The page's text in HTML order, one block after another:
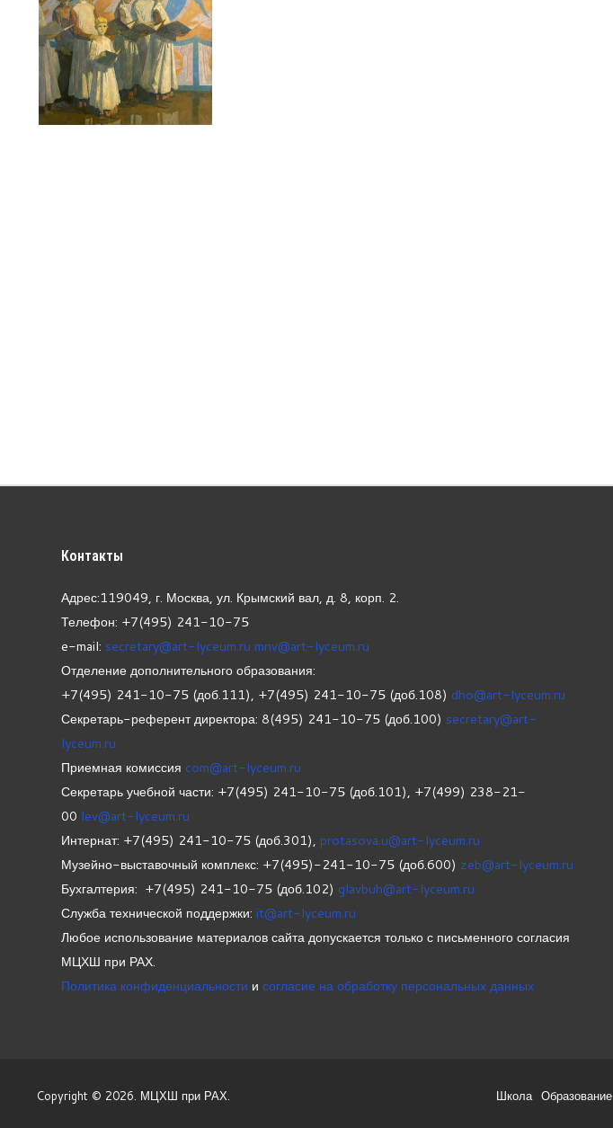
Контакты
Адрес:119049, г. Москва, ул. Крымский вал, д. 8, корп. 2.
Телефон: +7(495) 241-10-75
e-mail: secretary@art-lyceum.ru mnv@art-lyceum.ru
Отделение дополнительного образования:
+7(495) 241-10-75 (доб.111), +7(495) 241-10-75 (доб.108) dho@art-lyceum.ru
Секретарь-референт директора: 8(495) 241-10-75 (доб.100) secretary@art-
lyceum.ru
Приемная комиссия com@art-lyceum.ru
Секретарь учебной части: +7(495) 241-10-75 (доб.101), +7(499) 238-21-
00 lev@art-lyceum.ru
Интернат: +7(495) 241-10-75 (доб.301), protasova.u@art-lyceum.ru
Музейно-выставочный комплекс: +7(495)-241-10-75 (доб.600) zeb@art-lyceum.ru
Бухгалтерия: +7(495) 241-10-75 (доб.102) glavbuh@art-lyceum.ru
Служба технической поддержки: it@art-lyceum.ru
Любое использование материалов сайта допускается только с письменного согласия
МЦХШ при РАХ.
Политика конфиденциальности и согласие на обработку персональных данных
Copyright © 2026. МЦХШ при РАХ. Школа Образование